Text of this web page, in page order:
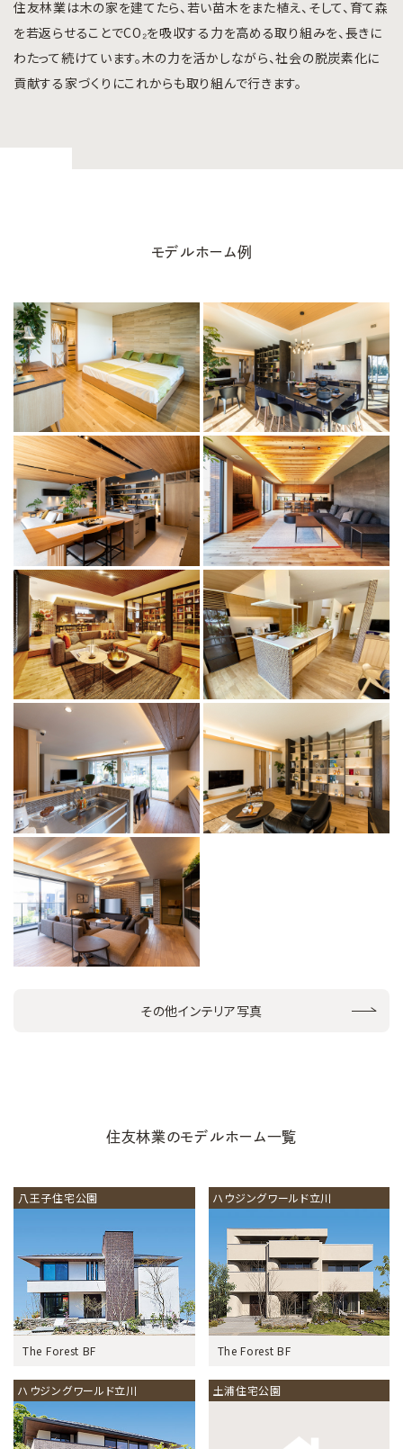
住友林業は木の家を建てたら、若い苗木をまた植え、そして、育て森
を若返らせることでCO₂を吸収する力を高める取り組みを、長きに
わたって続けています。木の力を活かしながら、社会の脱炭素化に
貢献する家づくりにこれからも取り組んで行きます。
モデルホーム例
その他インテリア写真
住友林業のモデルホーム一覧
八王子住宅公園
The Forest BF
ハウジングワールド立川
The Forest BF
ハウジングワールド立川 土浦住宅公園